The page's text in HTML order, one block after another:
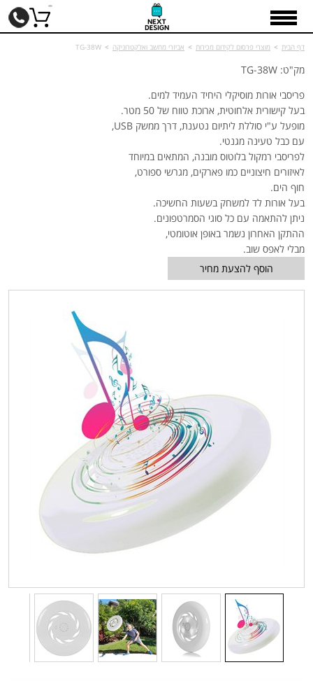
דף הבית > מוצרי פרסום לקידום מכירות > אביזרי מחשב ואלקטרוניקה >
TG-38W
מק"ט: TG-38W
פריסבי אורות מוסיקלי היחיד העמיד למים.
בעל קישורית אלחוטית, ארוכת טווח של 50 מטר.
מופעל ע"י סוללת ליתיום נטענת, דרך ממשק USB,
עם כבל טעינה מגנטי.
לפריסבי רמקול בלוטוס מובנה, המתאים במיוחד
לאיזורים חיצוניים כמו פארקים, מגרשי ספורט,
חוף הים.
בעל אורות לד למשחק בשעות החשיכה.
ניתן להתאמה עם כל סוגי הסמרטפונים.
ההתקן האחרון נשמר באופן אוטומטי,
מבלי לאפס שוב.
הוסף להצעת מחיר